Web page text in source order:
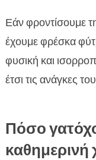
Εάν φροντίσουμε
έχουμε φρέσκα
φυσική και
έτσι τις ανάγκες
Πόσο